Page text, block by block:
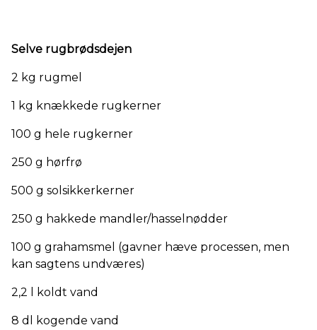
Selve rugbrødsdejen
2 kg rugmel
1 kg knækkede rugkerner
100 g hele rugkerner
250 g hørfrø
500 g solsikkerkerner
250 g hakkede mandler/hasselnødder
100 g grahamsmel (gavner hæve processen, men
kan sagtens undværes)
2,2 l koldt vand
8 dl kogende vand